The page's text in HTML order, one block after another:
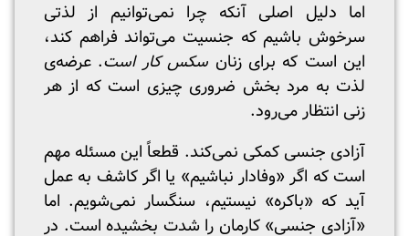
اما دلیل اصلی آنکه چرا نمی‌توانیم از لذتی
سرخوش باشیم که جنسیت می‌تواند فراهم کند،
این است که برای زنان سکس کار است. عرضه‌ی
لذت به مرد بخش ضروری چیزی است که از هر
زنی انتظار می‌رود.
آزادی جنسی کمکی نمی‌کند. قطعاً این مسئله مهم
است که اگر «وفادار نباشیم» یا اگر کاشف به عمل
آید که «باکره» نیستیم، سنگسار نمی‌شویم. اما
«آزادی جنسی» کارمان را شدت بخشیده است. در